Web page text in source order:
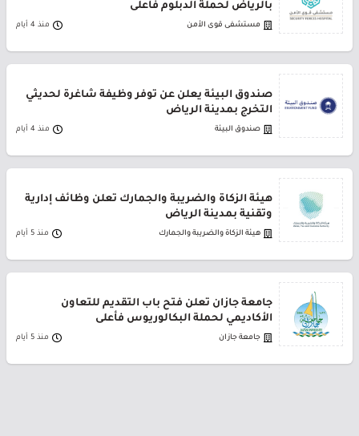
بالرياض لحملة الدبلوم فأعلى
مستشفى قوى الأمن منذ 4 أيام
صندوق البيئة يعلن عن توفر وظيفة شاغرة لحديثي
التخرج بمدينة الرياض
صندوق البيئة منذ 4 أيام
هيئة الزكاة والضريبة والجمارك تعلن وظائف إدارية
وتقنية بمدينة الرياض
هيئة الزكاة والضريبة والجمارك منذ 5 أيام
جامعة جازان تعلن فتح باب التقديم للتعاون
الأكاديمي لحملة البكالوريوس فأعلى
جامعة جازان منذ 5 أيام